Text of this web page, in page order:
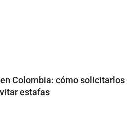
Colombia: cómo solicitarlos
estafas